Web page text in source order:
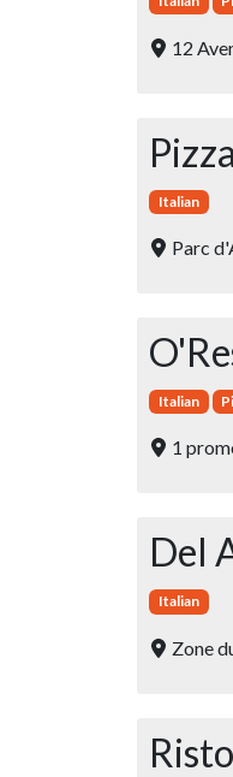
12
Italian
Parc
Italian
1
Del
Italian
Zone